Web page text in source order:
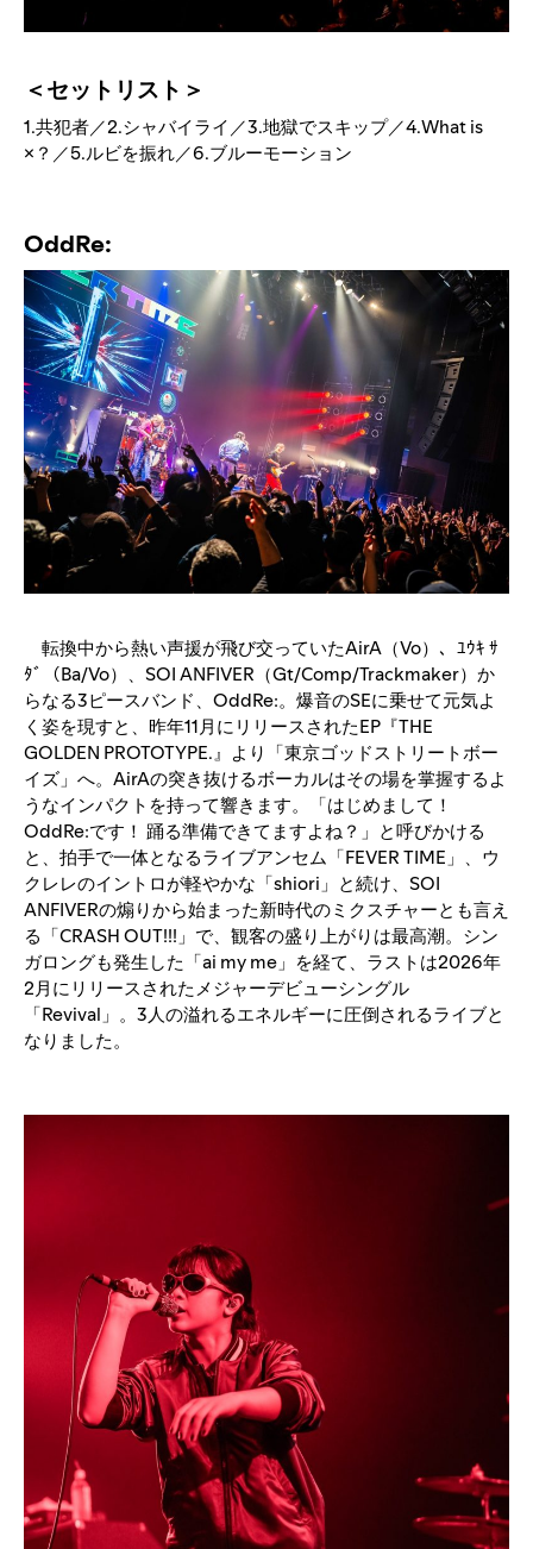
＜セットリスト＞
1.共犯者／2.シャバイライ／3.地獄でスキップ／4.What is
×？／5.ルビを振れ／6.ブルーモーション
OddRe:
転換中から熱い声援が飛び交っていたAirA（Vo）、ﾕｳｷ ｻ
ﾀﾞ（Ba/Vo）、SOI ANFIVER（Gt/Comp/Trackmaker）か
らなる3ピースバンド、OddRe:。爆音のSEに乗せて元気よ
く姿を現すと、昨年11月にリリースされたEP『THE
GOLDEN PROTOTYPE.』より「東京ゴッドストリートボー
イズ」へ。AirAの突き抜けるボーカルはその場を掌握するよ
うなインパクトを持って響きます。「はじめまして！
OddRe:です！ 踊る準備できてますよね？」と呼びかける
と、拍手で一体となるライブアンセム「FEVER TIME」、ウ
クレレのイントロが軽やかな「shiori」と続け、SOI
ANFIVERの煽りから始まった新時代のミクスチャーとも言え
る「CRASH OUT!!!」で、観客の盛り上がりは最高潮。シン
ガロングも発生した「ai my me」を経て、ラストは2026年
2月にリリースされたメジャーデビューシングル
「Revival」。3人の溢れるエネルギーに圧倒されるライブと
なりました。